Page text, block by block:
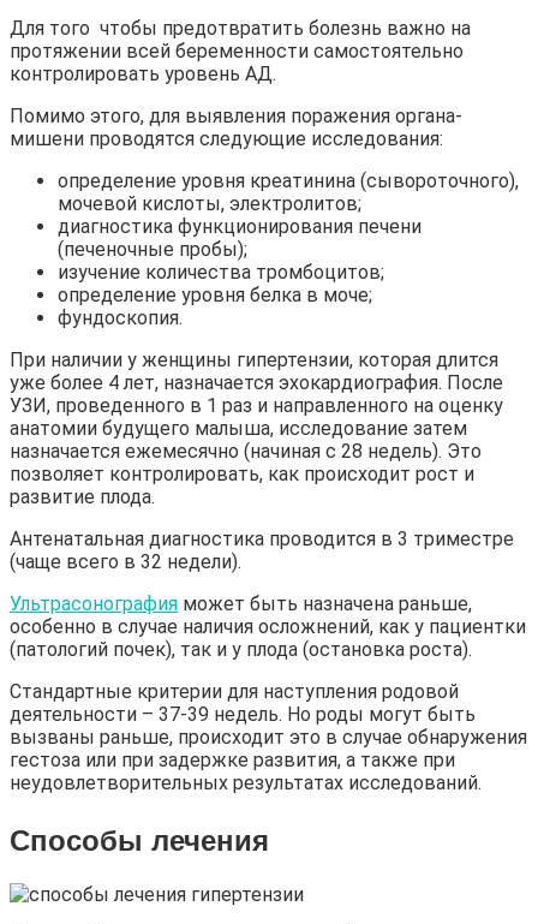
Для того чтобы предотвратить болезнь важно на
протяжении всей беременности самостоятельно
контролировать уровень АД.
Помимо этого, для выявления поражения органа-
мишени проводятся следующие исследования:
определение уровня креатинина (сывороточного),
мочевой кислоты, электролитов;
диагностика функционирования печени
(печеночные пробы);
изучение количества тромбоцитов;
определение уровня белка в моче;
фундоскопия.
При наличии у женщины гипертензии, которая длится
уже более 4 лет, назначается эхокардиография. После
УЗИ, проведенного в 1 раз и направленного на оценку
анатомии будущего малыша, исследование затем
назначается ежемесячно (начиная с 28 недель). Это
позволяет контролировать, как происходит рост и
развитие плода.
Антенатальная диагностика проводится в 3 триместре
(чаще всего в 32 недели).
Ультрасонография может быть назначена раньше,
особенно в случае наличия осложнений, как у пациентки
(патологий почек), так и у плода (остановка роста).
Стандартные критерии для наступления родовой
деятельности – 37-39 недель. Но роды могут быть
вызваны раньше, происходит это в случае обнаружения
гестоза или при задержке развития, а также при
неудовлетворительных результатах исследований.
Способы лечения